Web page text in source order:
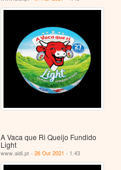
A Vaca que Ri Queijo Fundido
Light
www.aldi.pt -26 Out 2021 - 1.43